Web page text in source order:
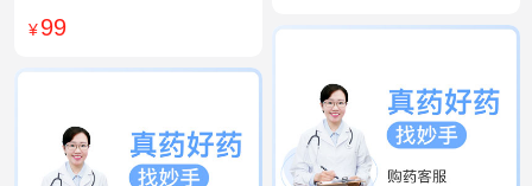
¥99